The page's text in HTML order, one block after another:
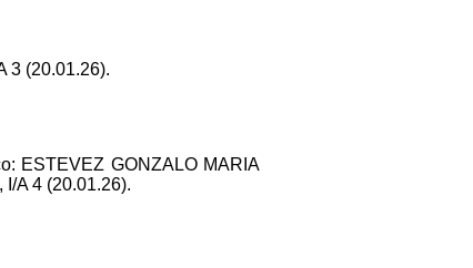
3 (20.01.26).
ESTEVEZ GONZALO MARIA
A 4 (20.01.26).